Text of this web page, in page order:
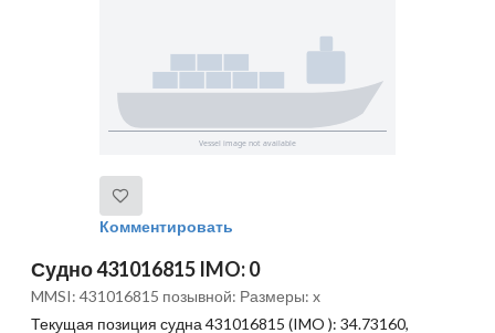
Комментировать
Судно 431016815 IMO: 0
MMSI: 431016815 позывной: Размеры: x
Текущая позиция судна 431016815 (IMO ): 34.73160,